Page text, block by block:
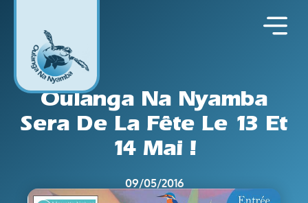
Oulanga Na Nyamba
Sera De La Fête Le 13 Et
14 Mai !
09/05/2016